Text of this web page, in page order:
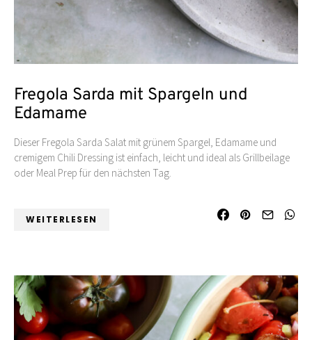
Fregola Sarda mit Spargeln und
Edamame
Dieser Fregola Sarda Salat mit grünem Spargel, Edamame und
cremigem Chili Dressing ist einfach, leicht und ideal als Grillbeilage
oder Meal Prep für den nächsten Tag.
WEITERLESEN